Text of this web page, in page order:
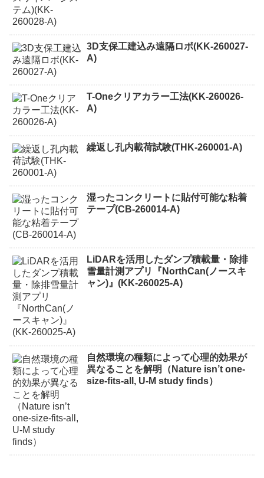
3D支保工建込み遠隔ロボ(KK-260027-
A)
T-Oneクリアカラー工法(KK-260026-
A)
繰返し孔内載荷試験(THK-260001-A)
湿ったコンクリートに貼付可能な粘着
テープ(CB-260014-A)
LiDARを活用したダンプ積載量・除排
雪量計測アプリ『NorthCan(ノースキ
ャン)』(KK-260025-A)
自然環境の種類によって心理的効果が
異なることを解明（Nature isn’t one-
size-fits-all, U-M study finds）